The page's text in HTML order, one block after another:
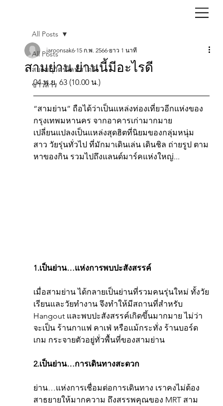
All Posts
สยามนุวัตรไลฟ์สไตล์
ข่าวสาร
All Posts
สามย่าน ย่านนี้มีอะไรดี
jaroonsak6 15 ก.พ. 2566 ยาว 1 นาที
04 พ.ย. 63 (10.00 น.)
“สามย่าน” ถือได้ว่าเป็นแหล่งท่องเที่ยวอีกแห่งของ
กรุงเทพมหานคร จากอาคารเก่ามากมาย
เปลี่ยนแปลงเป็นแหล่งสุดฮิตที่นิยมของกลุ่มหนุ่ม
สาว วัยรุ่นทั่วไป ที่มักมาเดินเล่น เดินชิล ถ่ายรูป ตาม
หาของกิน รวมไปถึงแลนด์มาร์คแห่งใหญ่...
1.เป็นย่าน…แห่งการพบปะสังสรรค์
เมื่อสามย่าน ได้กลายเป็นย่านที่รวมคนรุ่นใหม่ ทั้งวัย
เรียนและวัยทำงาน จึงทำให้มีสถานที่สำหรับ
Hangout และพบปะสังสรรค์เกิดขึ้นมากมาย ไม่ว่า
จะเป็น ร้านกาแฟ คาเฟ่ หรือแม้กระทั่ง ร้านบอร์ด
เกม กระจายตัวอยู่ทั่วพื้นที่ของสามย่าน
2.เป็นย่าน…การเดินทางสะดวก
ย่าน…แห่งการเชื่อมต่อการเดินทาง เราคงไม่ต้อง
สาธยายให้มากความ ถึงสรรพคุณของ MRT สาม